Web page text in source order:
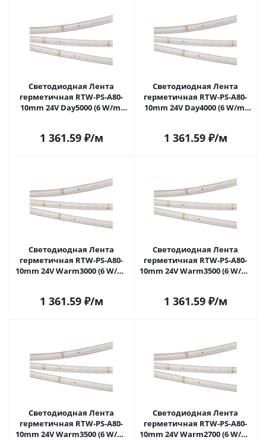
Светодиодная Лента
герметичная RTW-PS-A80-
10mm 24V Day5000 (6 W/m,
1 361.59₽/м
Светодиодная Лента
герметичная RTW-PS-A80-
10mm 24V Day4000 (6 W/m,
1 361.59₽/м
Светодиодная Лента
герметичная RTW-PS-A80-
10mm 24V Warm3000 (6 W/m,
1 361.59₽/м
Светодиодная Лента
герметичная RTW-PS-A80-
10mm 24V Warm3500 (6 W/m,
1 361.59₽/м
Светодиодная Лента
герметичная RTW-PS-A80-
10mm 24V Warm3500 (6 W/m,
Светодиодная Лента
герметичная RTW-PS-A80-
10mm 24V Warm2700 (6 W/m,